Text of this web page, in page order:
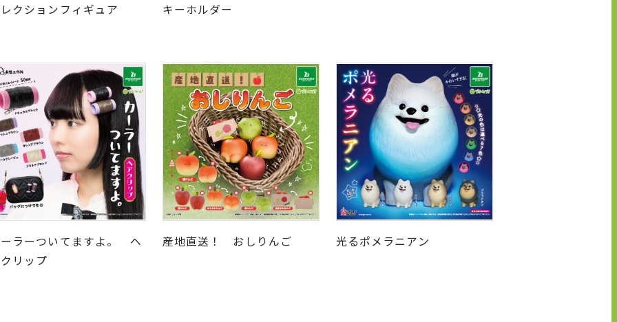
クションフィギュア
キーホルダー
ラーついてますよ。 ヘ
リップ
産地直送！ おしりんご 光るポメラニアン